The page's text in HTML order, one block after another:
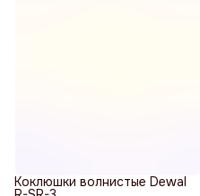
Коклюшки волнистые Dewal